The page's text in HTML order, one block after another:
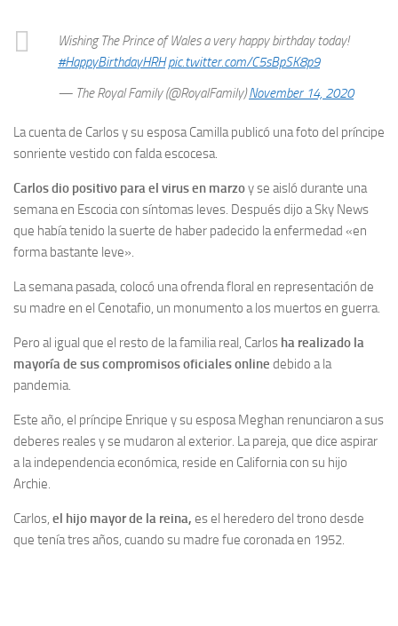
Wishing The Prince of Wales a very happy birthday today!
#HappyBirthdayHRH pic.twitter.com/C5sBpSK8p9
— The Royal Family (@RoyalFamily)November 14, 2020
La cuenta de Carlos y su esposa Camilla publicó una foto del príncipe
sonriente vestido con falda escocesa.
Carlos dio positivo para el virus en marzoy se aisló durante una
semana en Escocia con síntomas leves. Después dijo a Sky News
que había tenido la suerte de haber padecido la enfermedad «en
forma bastante leve».
La semana pasada, colocó una ofrenda floral en representación de
su madre en el Cenotafio, un monumento a los muertos en guerra.
Pero al igual que el resto de la familia real, Carlos ha realizado la
mayoría de sus compromisos oficiales online debido a la
pandemia.
Este año, el príncipe Enrique y su esposa Meghan renunciaron a sus
deberes reales y se mudaron al exterior. La pareja, que dice aspirar
a la independencia económica, reside en California con su hijo
Archie.
Carlos, el hijo mayor de la reina, es el heredero del trono desde
que tenía tres años, cuando su madre fue coronada en 1952.